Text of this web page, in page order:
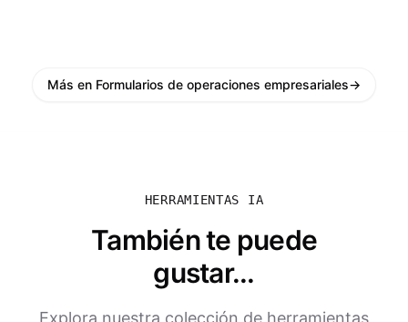
Más en Formularios de operaciones empresariales→
HERRAMIENTAS IA
También te puede
gustar...
Explora nuestra colección de herramientas